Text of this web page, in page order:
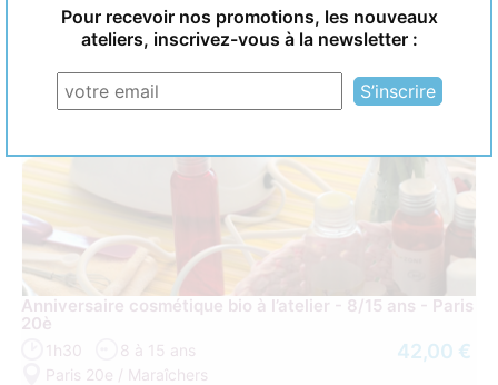
Anniversaire cosmétique bio à l’atelier - 8/15 ans - Paris
20è
1h30
8 à 15 ans
Paris 20e / Maraîchers
42,00 €
Pour recevoir nos promotions, les nouveaux
ateliers, inscrivez-vous à la newsletter :